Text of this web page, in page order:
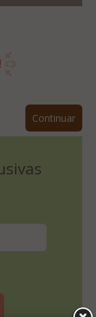
Continuar